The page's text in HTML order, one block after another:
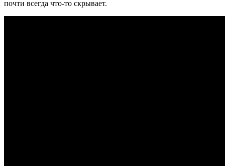
почти всегда что-то скрывает.